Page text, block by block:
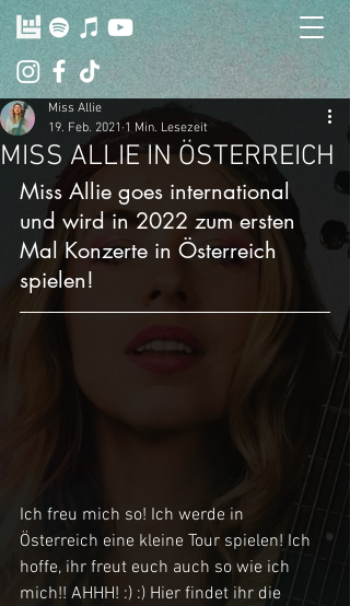
MISS ALLIE IN ÖSTERREICH
Miss Allie
19. Feb. 2021 1 Min. Lesezeit
Miss Allie goes international
und wird in 2022 zum ersten
Mal Konzerte in Österreich
spielen!
Ich freu mich so! Ich werde in
Österreich eine kleine Tour spielen! Ich
hoffe, ihr freut euch auch so wie ich
mich!! AHHH! :) :) Hier findet ihr die